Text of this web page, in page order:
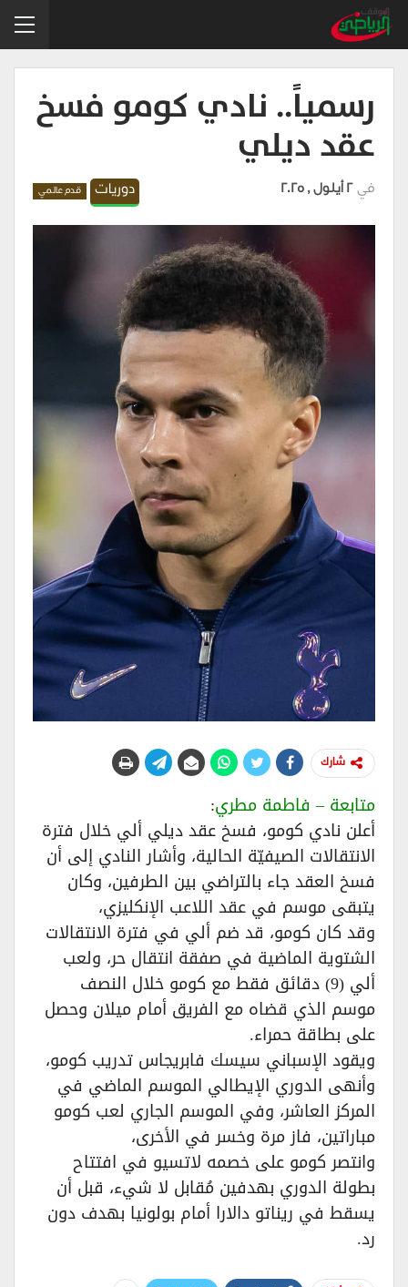
رسمياً.. نادي كومو فسخ
عقد ديلي
دوريات قدم عالمي في 2 أيلول , 2025
شارك
متابعة – فاطمة مطري:
أعلن نادي كومو، فسخ عقد ديلي ألي خلال فترة
الانتقالات الصيفيّة الحالية، وأشار النادي إلى أن
فسخ العقد جاء بالتراضي بين الطرفين، وكان
يتبقى موسم في عقد اللاعب الإنكليزي،
وقد كان كومو، قد ضم ألي في فترة الانتقالات
الشتوية الماضية في صفقة انتقال حر، ولعب
ألي (9) دقائق فقط مع كومو خلال النصف
موسم الذي قضاه مع الفريق أمام ميلان وحصل
على بطاقة حمراء.
ويقود الإسباني سيسك فابريجاس تدريب كومو،
وأنهى الدوري الإيطالي الموسم الماضي في
المركز العاشر، وفي الموسم الجاري لعب كومو
مباراتين، فاز مرة وخسر في الأخرى،
وانتصر كومو على خصمه لاتسيو في افتتاح
بطولة الدوري بهدفين مُقابل لا شيء، قبل أن
يسقط في ريناتو دالارا أمام بولونيا بهدف دون
رد.